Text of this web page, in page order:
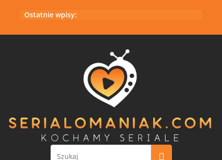
Ostatnie wpisy: